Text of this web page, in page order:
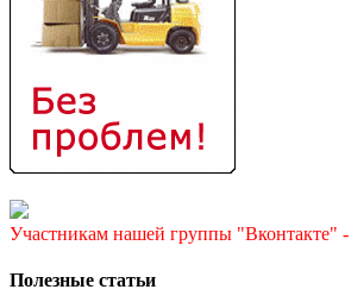
Участникам нашей группы "Вконтакте" -
Полезные статьи